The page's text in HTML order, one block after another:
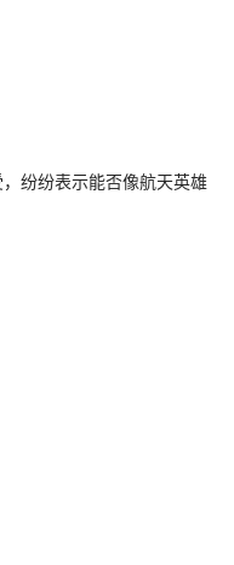
纷纷表示能否像航天英雄